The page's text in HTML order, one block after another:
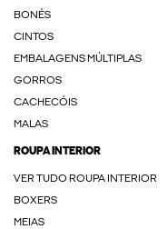
BONÉS
CINTOS
EMBALAGENS MÚLTIPLAS
GORROS
CACHECÓIS
MALAS
ROUPA INTERIOR
VER TUDO ROUPA INTERIOR
BOXERS
MEIAS